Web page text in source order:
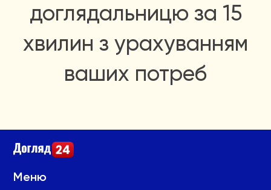
доглядальницю за 15
хвилин з урахуванням
ваших потреб
Меню